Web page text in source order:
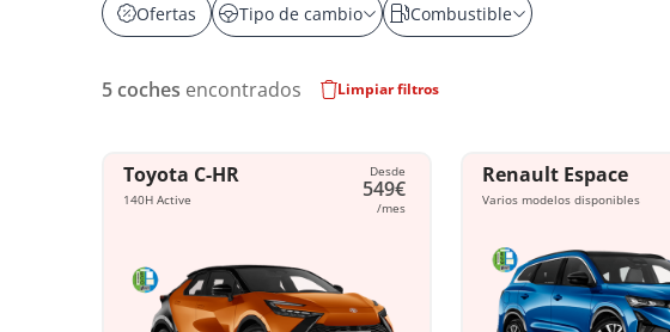
Ofertas Tipo de cambio Combustible
5coches encontrados Limpiar filtros
Toyota C-HR
140H Active
Desde
549€
/mes
Renault Espace
Varios modelos disponibles